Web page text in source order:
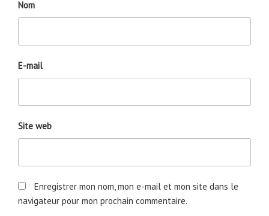
Nom
E-mail
Site web
Enregistrer mon nom, mon e-mail et mon site dans le
navigateur pour mon prochain commentaire.